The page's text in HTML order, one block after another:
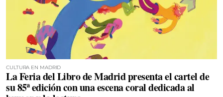
CULTURA EN MADRID
La Feria del Libro de Madrid presenta el cartel de
su 85ª edición con una escena coral dedicada al